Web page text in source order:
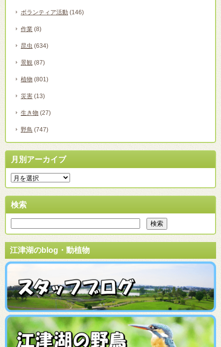
ボランティア活動 (146)
作業 (8)
昆虫 (634)
景観 (87)
植物 (801)
災害 (13)
生き物 (27)
野鳥 (747)
月別アーカイブ
検索
江津湖のblog・動植物